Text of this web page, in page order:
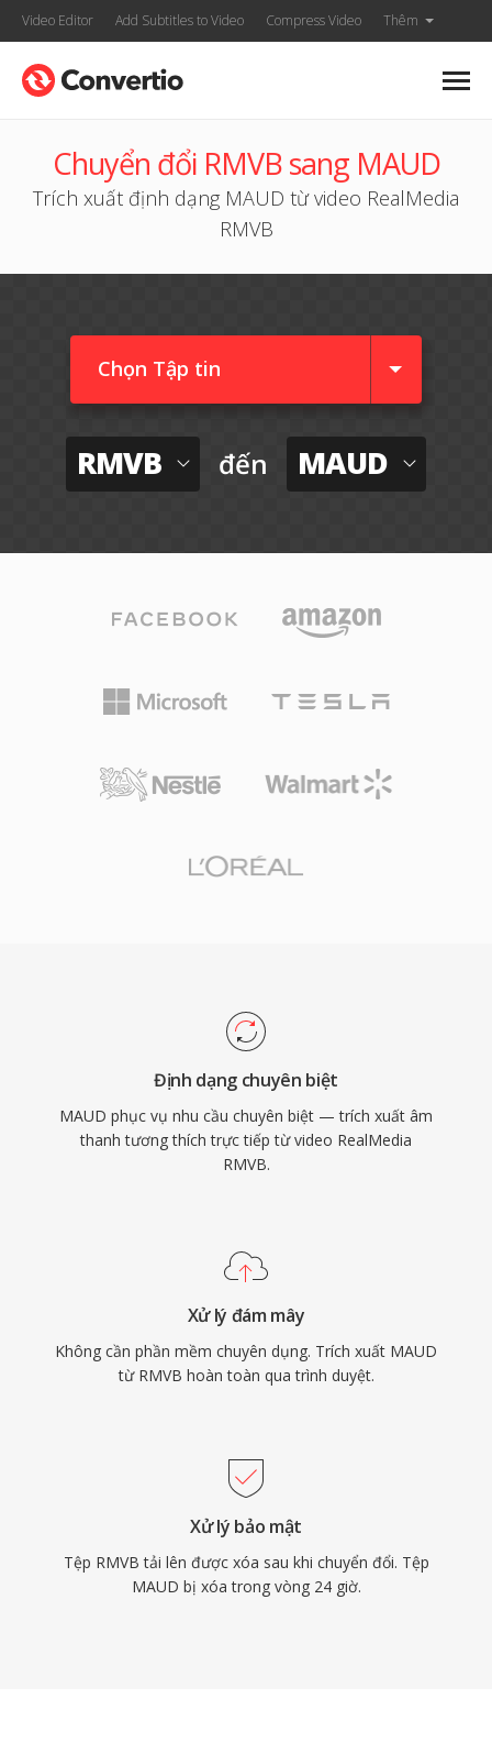
Video Editor Add Subtitles to Video Compress Video Thêm
Chuyển đổi RMVB sang MAUD
Trích xuất định dạng MAUD từ video RealMedia
RMVB
Chọn Tập tin
RMVB đến MAUD
Định dạng chuyên biệt
MAUD phục vụ nhu cầu chuyên biệt — trích xuất âm
thanh tương thích trực tiếp từ video RealMedia
RMVB.
Xử lý đám mây
Không cần phần mềm chuyên dụng. Trích xuất MAUD
từ RMVB hoàn toàn qua trình duyệt.
Xử lý bảo mật
Tệp RMVB tải lên được xóa sau khi chuyển đổi. Tệp
MAUD bị xóa trong vòng 24 giờ.